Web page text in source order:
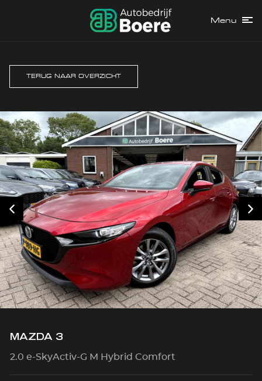
Menu
TERUG NAAR OVERZICHT
MAZDA 3
2.0 e-SkyActiv-G M Hybrid Comfort